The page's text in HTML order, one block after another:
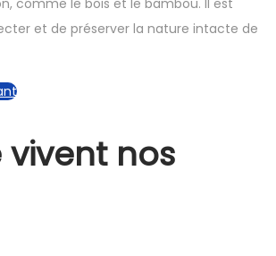
comme le bois et le bambou. Il est
et de préserver la nature intacte de
vivent nos